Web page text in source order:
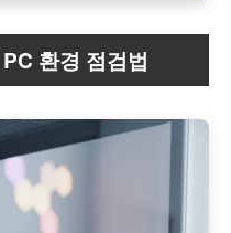
환경 점검법